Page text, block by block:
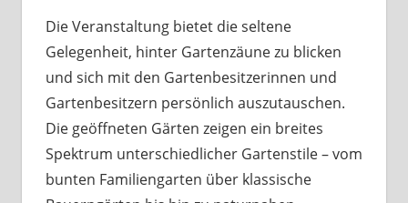
Die Veranstaltung bietet die seltene
Gelegenheit, hinter Gartenzäune zu blicken
und sich mit den Gartenbesitzerinnen und
Gartenbesitzern persönlich auszutauschen.
Die geöffneten Gärten zeigen ein breites
Spektrum unterschiedlicher Gartenstile – vom
bunten Familiengarten über klassische